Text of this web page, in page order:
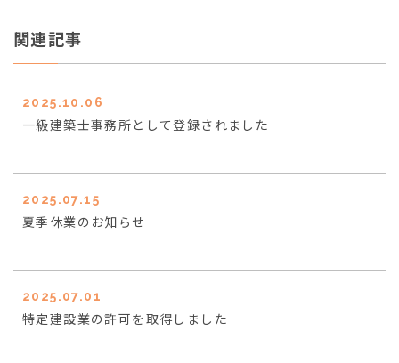
関連記事
2025.10.06
一級建築士事務所として登録されました
2025.07.15
夏季休業のお知らせ
2025.07.01
特定建設業の許可を取得しました